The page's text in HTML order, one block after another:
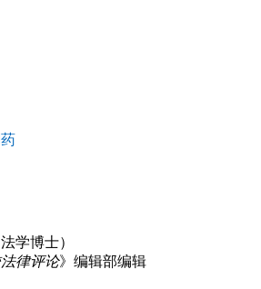
学博士）
律评论》编辑部编辑